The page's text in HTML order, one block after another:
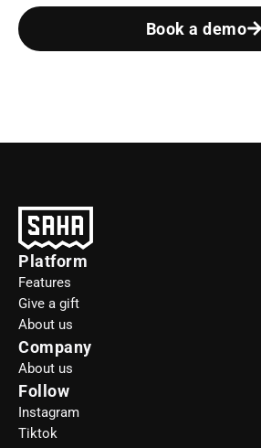
Book a demo
Platform
Features
Give a gift
About us
Company
About us
Follow
Instagram
Tiktok